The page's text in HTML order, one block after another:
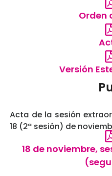
Orden
Versión
Acta de la sesión
18 (2ª sesión) de
18 de noviembre,